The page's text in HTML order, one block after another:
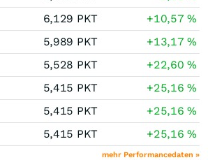
6,129 PKT +10,57%
5,989 PKT +13,17%
5,528 PKT +22,60%
5,415 PKT +25,16%
5,415 PKT +25,16%
5,415 PKT +25,16%
mehr Performancedaten »